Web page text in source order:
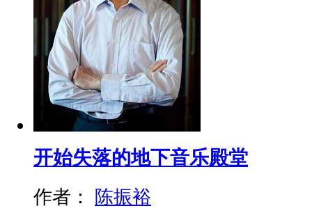
开始失落的地下音乐殿堂
作者： 陈振裕